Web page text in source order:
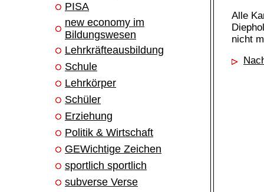
PISA
new economy im
Bildungswesen
Lehrkräfteausbildung
Schule
Lehrkörper
Schüler
Erziehung
Politik & Wirtschaft
GEWichtige Zeichen
sportlich sportlich
subverse Verse
Alle
nicht